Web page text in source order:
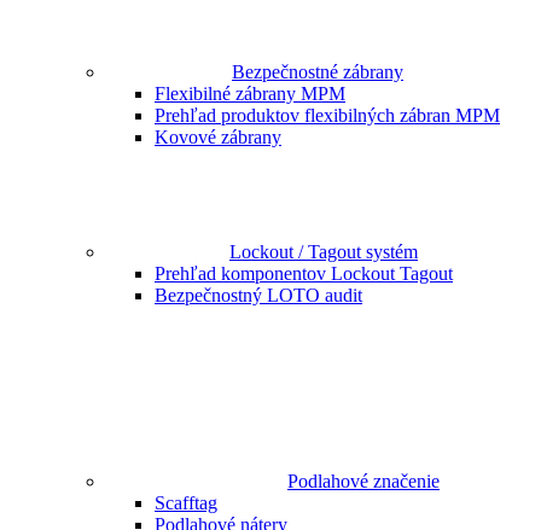
Bezpečnostné zábrany
Flexibilné zábrany MPM
Prehľad produktov flexibilných zábran MPM
Kovové zábrany
Lockout / Tagout systém
Prehľad komponentov Lockout Tagout
Bezpečnostný LOTO audit
Podlahové značenie
Scafftag
Podlahové nátery